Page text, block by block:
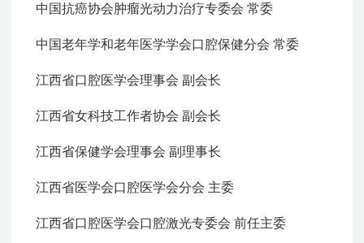
中国抗癌协会肿瘤光动力治疗专委会 常委
中国老年学和老年医学学会口腔保健分会 常委
江西省口腔医学会理事会 副会长
江西省女科技工作者协会 副会长
江西省保健学会理事会 副理事长
江西省医学会口腔医学会分会 主委
江西省口腔医学会口腔激光专委会 前任主委